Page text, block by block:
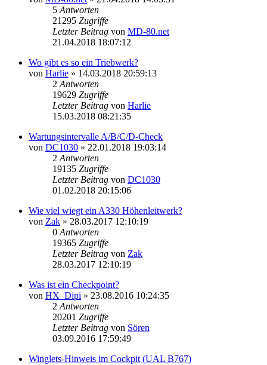
5 Antworten
21295 Zugriffe
Letzter Beitrag von MD-80.net
21.04.2018 18:07:12
Wo gibt es so ein Triebwerk?
von Harlie » 14.03.2018 20:59:13
2 Antworten
19629 Zugriffe
Letzter Beitrag von Harlie
15.03.2018 08:21:35
Wartungsintervalle A/B/C/D-Check
von DC1030 » 22.01.2018 19:03:14
2 Antworten
19135 Zugriffe
Letzter Beitrag von DC1030
01.02.2018 20:15:06
Wie viel wiegt ein A330 Höhenleitwerk?
von Zak » 28.03.2017 12:10:19
0 Antworten
19365 Zugriffe
Letzter Beitrag von Zak
28.03.2017 12:10:19
Was ist ein Checkpoint?
von HX_Dipi » 23.08.2016 10:24:35
2 Antworten
20201 Zugriffe
Letzter Beitrag von Sören
03.09.2016 17:59:49
Winglets-Hinweis im Cockpit (UAL B767)